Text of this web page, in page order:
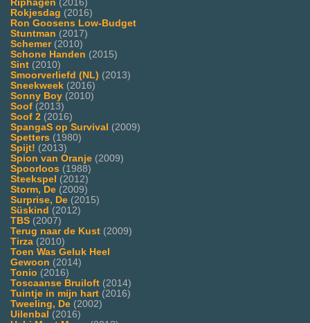
Riphagen (2016)
Rokjesdag (2016)
Ron Goosens Low-Budget
Stuntman (2017)
Schemer(2010)
Schone Handen (2015)
Sint (2010)
Smoorverliefd (NL) (2013)
Sneekweek (2016)
Sonny Boy (2010)
Soof (2013)
Soof 2 (2016)
SpangaS op Survival (2009)
Spetters (1980)
Spijt! (2013)
Spion van Oranje (2009)
Spoorloos (1988)
Steekspel (2012)
Storm, De (2009)
Surprise, De (2015)
Süskind (2012)
TBS (2007)
Terug naar de Kust (2009)
Tirza (2010)
Toen Was Geluk Heel
Gewoon (2014)
Tonio (2016)
Toscaanse Bruiloft (2014)
Tuintje in mijn hart (2016)
Tweeling, De (2002)
Uilenbal (2016)